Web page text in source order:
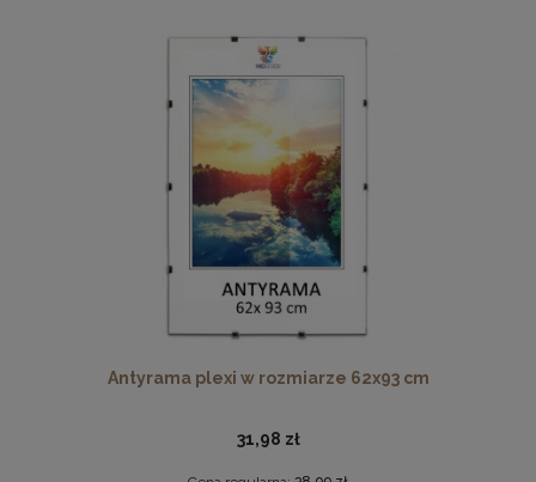
Drewniana, frezowana ramka na zdjęcia, plakaty, obrazy w
rozmiarze 15 x 21 cm w kolorze białym
14,99 zł
DO KOSZYKA
Antyrama plexi w rozmiarze 62x93 cm
31,98 zł